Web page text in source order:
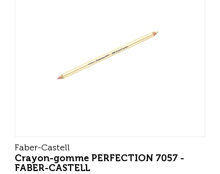
Faber-Castell
Crayon-gomme PERFECTION 7057 -
FABER-CASTELL